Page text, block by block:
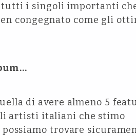
i singoli importanti
congegnato come gli
di avere almeno 5
artisti italiani che stimo
trovare